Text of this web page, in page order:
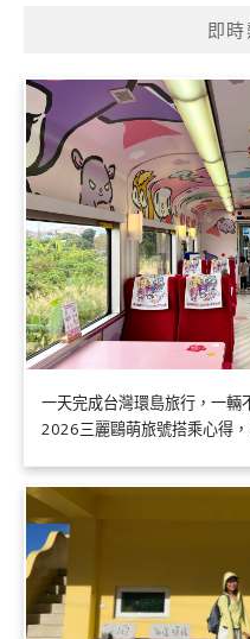
即
一天完成台灣環島旅行，一輛
2026三麗鷗萌旅號搭乘心得